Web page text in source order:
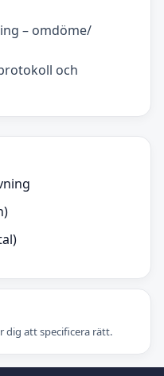
– omdöme/
och
dig att specificera rätt.